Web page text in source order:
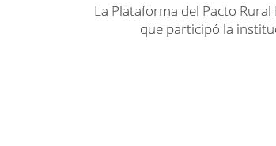
La Plataforma del Pacto
que participó la